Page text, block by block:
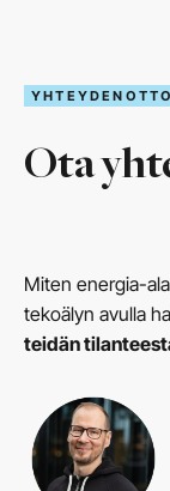
YHTEYDENOTTO
Ota
Miten energia-
tekoälyn avulla
teidän